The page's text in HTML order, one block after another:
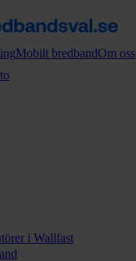
Mobilt bredbandOm oss
i Wallfast